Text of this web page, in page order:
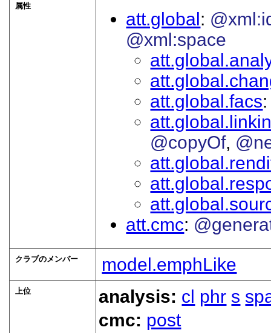
属性
att.global
@xml:space
att.global.facs
@copyOf
att.cmc
クラブのメンバー model.emphLike
上位 analysis: cl phr s
cmc: post